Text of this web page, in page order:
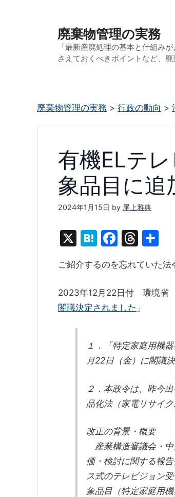
廃棄物管理の実務
「最新産廃処理の基本と仕組み
さえておくべきポイントなど、
廃棄物管理の実務 > 行政の動向 >
有機ELテ
象品目に追
2024年1月15日 by 尾上雅典
X
H
e
n
a
F
a
c
e
b
o
k
T
e
a
d
ご紹介するのを忘れていた法
2023年12月22日付 環境
閣議決定されました 」
１．「特定家庭用機
月22日（金）に閣議
２．本政令は、昨今
品化法（家電リサイ
改正の背景・概要
産業構造審議会・中
価・検討に関する報
ス式のテレビジョン
象品目（特定家庭用